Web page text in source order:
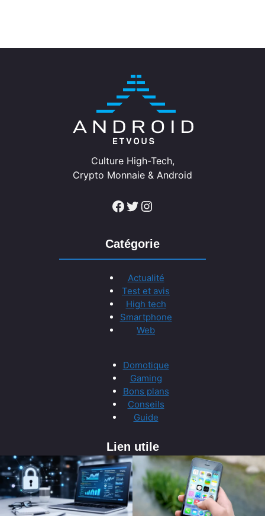
Culture High-Tech,
Crypto Monnaie & Android
Facebook Twitter Instagram
Catégorie
Actualité
Test et avis
High tech
Smartphone
Web
Domotique
Gaming
Bons plans
Conseils
Guide
Lien utile